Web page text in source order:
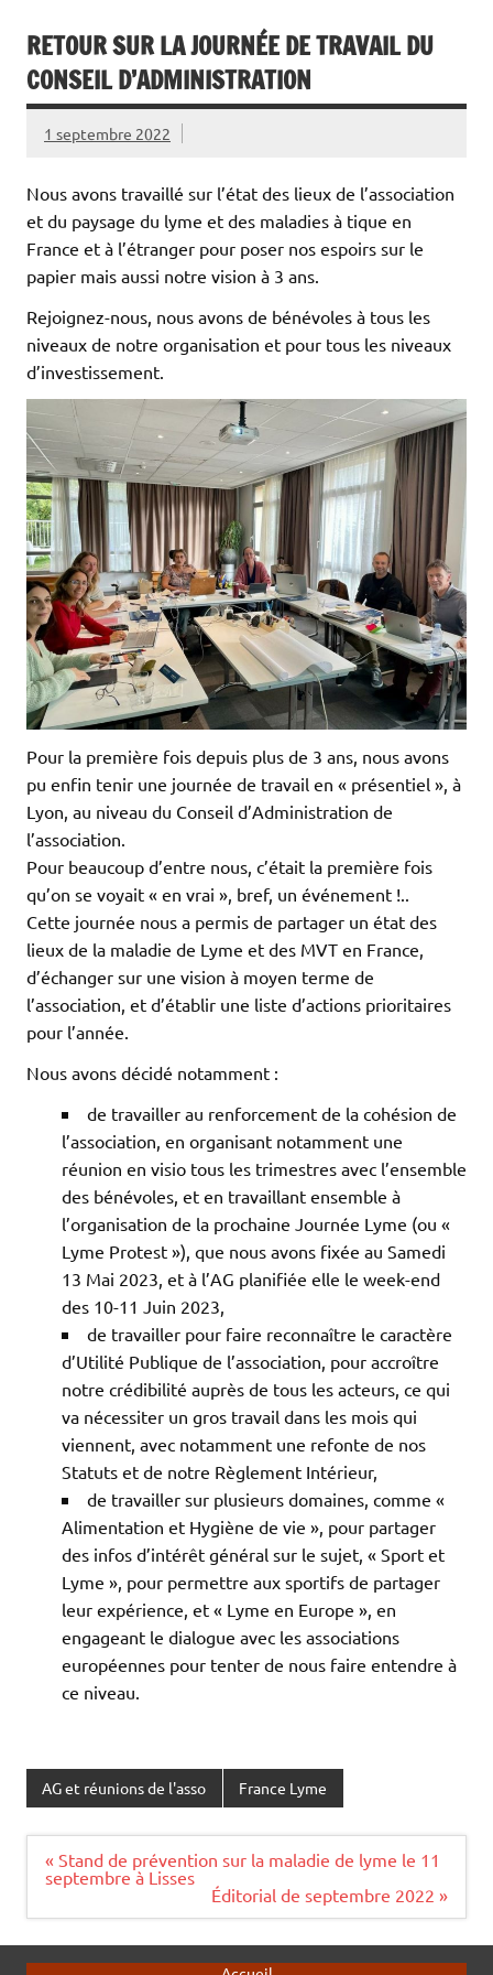
RETOUR SUR LA JOURNÉE DE TRAVAIL DU
CONSEIL D’ADMINISTRATION
1 septembre 2022
Nous avons travaillé sur l’état des lieux de l’association
et du paysage du lyme et des maladies à tique en
France et à l’étranger pour poser nos espoirs sur le
papier mais aussi notre vision à 3 ans.
Rejoignez-nous, nous avons de bénévoles à tous les
niveaux de notre organisation et pour tous les niveaux
d’investissement.
Pour la première fois depuis plus de 3 ans, nous avons
pu enfin tenir une journée de travail en « présentiel », à
Lyon, au niveau du Conseil d’Administration de
l’association.
Pour beaucoup d’entre nous, c’était la première fois
qu’on se voyait « en vrai », bref, un événement !..
Cette journée nous a permis de partager un état des
lieux de la maladie de Lyme et des MVT en France,
d’échanger sur une vision à moyen terme de
l’association, et d’établir une liste d’actions prioritaires
pour l’année.
Nous avons décidé notamment :
de travailler au renforcement de la cohésion de
l’association, en organisant notamment une
réunion en visio tous les trimestres avec l’ensemble
des bénévoles, et en travaillant ensemble à
l’organisation de la prochaine Journée Lyme (ou «
Lyme Protest »), que nous avons fixée au Samedi
13 Mai 2023, et à l’AG planifiée elle le week-end
des 10-11 Juin 2023,
de travailler pour faire reconnaître le caractère
d’Utilité Publique de l’association, pour accroître
notre crédibilité auprès de tous les acteurs, ce qui
va nécessiter un gros travail dans les mois qui
viennent, avec notamment une refonte de nos
Statuts et de notre Règlement Intérieur,
de travailler sur plusieurs domaines, comme «
Alimentation et Hygiène de vie », pour partager
des infos d’intérêt général sur le sujet, « Sport et
Lyme », pour permettre aux sportifs de partager
leur expérience, et « Lyme en Europe », en
engageant le dialogue avec les associations
européennes pour tenter de nous faire entendre à
ce niveau.
AG et réunions de l'asso France Lyme
Navigation
de
l’article
« Stand de prévention sur la maladie de lyme le 11
septembre à Lisses
Éditorial de septembre 2022 »